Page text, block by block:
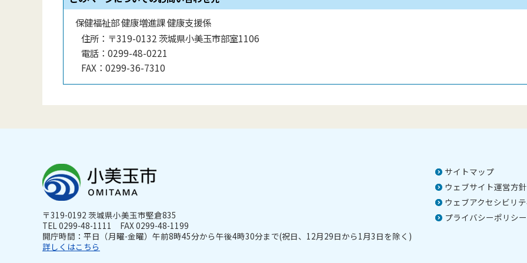
保健福祉部 健康増進課 健康支援係
住所： 〒319-0132 茨城県小美玉市部室1106
電話： 0299-48-0221
FAX： 0299-36-7310
サイトマップ
ウェブサイト運営方針
ウェブアクセシビリ
プライバシーポリシー
〒319-0192 茨城県小美玉市堅倉835
TEL 0299-48-1111 FAX 0299-48-1199
開庁時間：平日（月曜-金曜）午前8時45分から午後4時30分まで(祝日、12月29日から1月3日を除く)
詳しくはこちら